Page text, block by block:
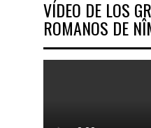
VÍDEO DE LOS
ROMANOS DE